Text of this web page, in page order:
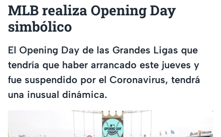
MLB realiza Opening Day
simbólico
El Opening Day de las Grandes Ligas que
tendría que haber arrancado este jueves y
fue suspendido por el Coronavirus, tendrá
una inusual dinámica.